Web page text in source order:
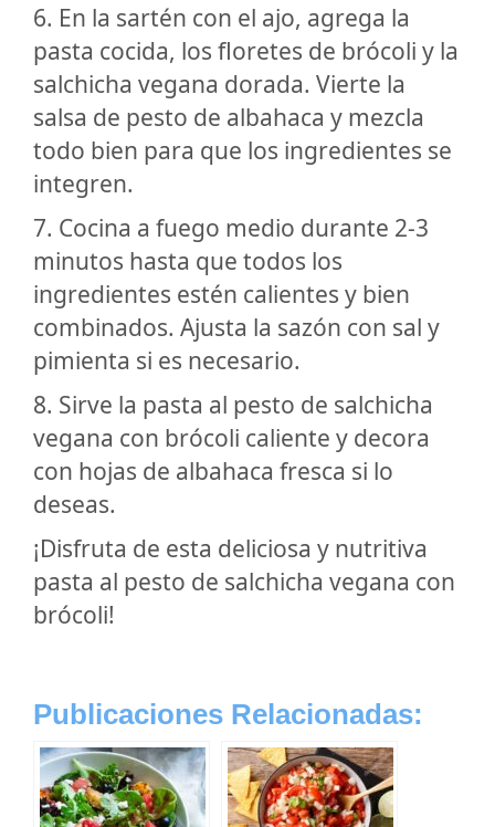
6. En la sartén con el ajo, agrega la
pasta cocida, los floretes de brócoli y la
salchicha vegana dorada. Vierte la
salsa de pesto de albahaca y mezcla
todo bien para que los ingredientes se
integren.
7. Cocina a fuego medio durante 2-3
minutos hasta que todos los
ingredientes estén calientes y bien
combinados. Ajusta la sazón con sal y
pimienta si es necesario.
8. Sirve la pasta al pesto de salchicha
vegana con brócoli caliente y decora
con hojas de albahaca fresca si lo
deseas.
¡Disfruta de esta deliciosa y nutritiva
pasta al pesto de salchicha vegana con
brócoli!
Publicaciones Relacionadas: